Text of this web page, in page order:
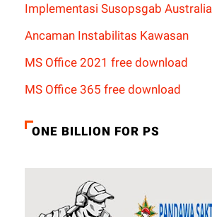
Implementasi Susopsgab Australia
Ancaman Instabilitas Kawasan
MS Office 2021 free download
MS Office 365 free download
ONE BILLION FOR PS